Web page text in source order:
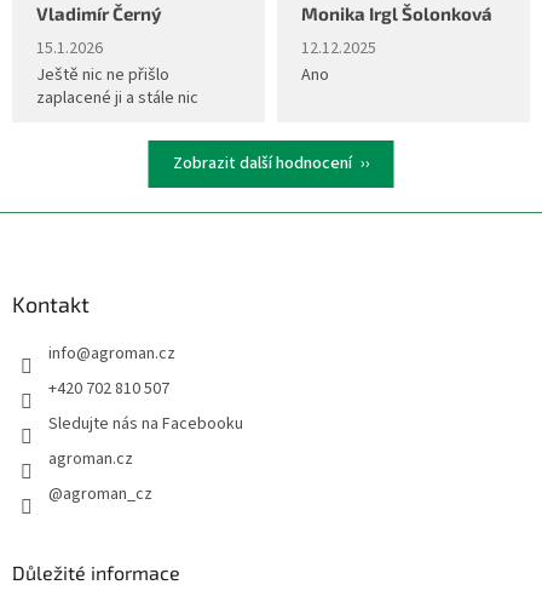
Vladimír Černý
Hodnocení obchodu je 5 z 5 hvězdiček.
15.1.2026
Ještě nic ne přišlo
zaplacené ji a stále nic
Monika Irgl Šolonková
Hodnocení obchodu je 5 z 5
12.12.2025
Ano
Zobrazit další hodnocení
Kontakt
info@agroman.cz
+420 702 810 507
Sledujte nás na Facebooku
agroman.cz
@agroman_cz
Důležité informace